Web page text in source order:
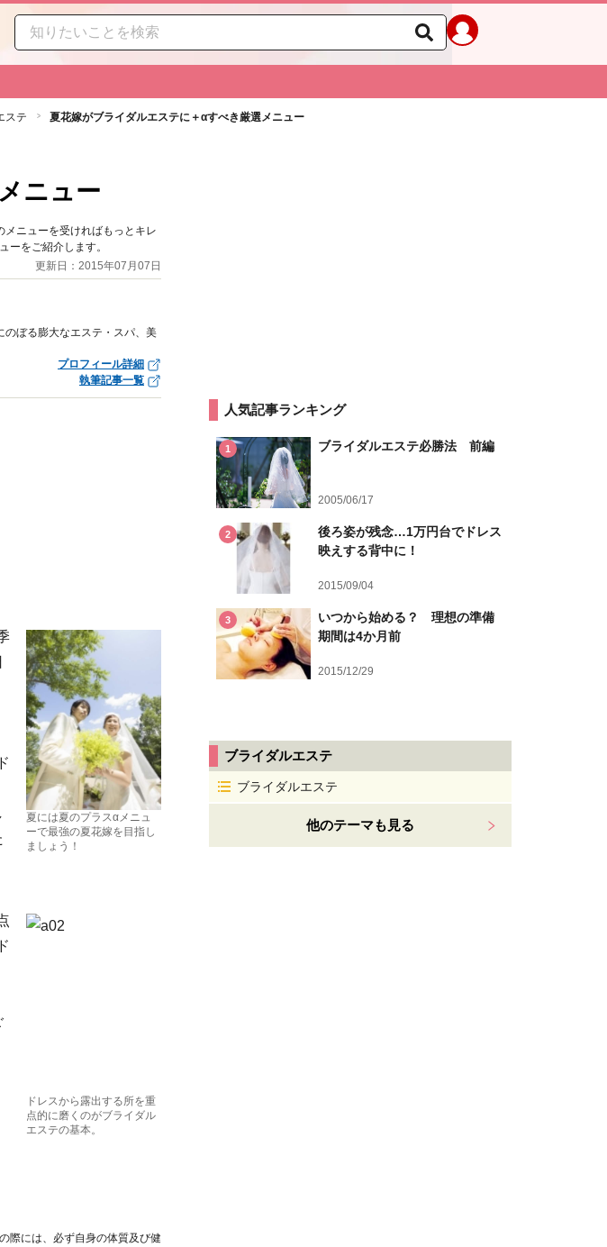
ステ 夏花嫁がブライダルエステに＋αすべき厳選メニュー
ニュー
メニューを受ければもっとキレ
ーをご紹介します。
更新日：2015年07月07日
ぼる膨大なエステ・スパ、美
プロフィール詳細
執筆記事一覧
夏には夏のプラスαメニュ
ーで最強の夏花嫁を目指し
ましょう！
ドレスから露出する所を重
点的に磨くのがブライダル
エステの基本。
際には、必ず自身の体質及び健
人気記事ランキング
1 ブライダルエステ必勝法 前編
2005/06/17
2
後ろ姿が残念…1万円台でドレス
映えする背中に！
2015/09/04
3
いつから始める？ 理想の準備
期間は4か月前
2015/12/29
ブライダルエステ
ブライダルエステ
他のテーマも見る